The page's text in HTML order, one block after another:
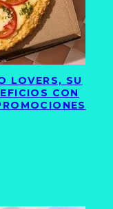
LOVERS, SU
CON